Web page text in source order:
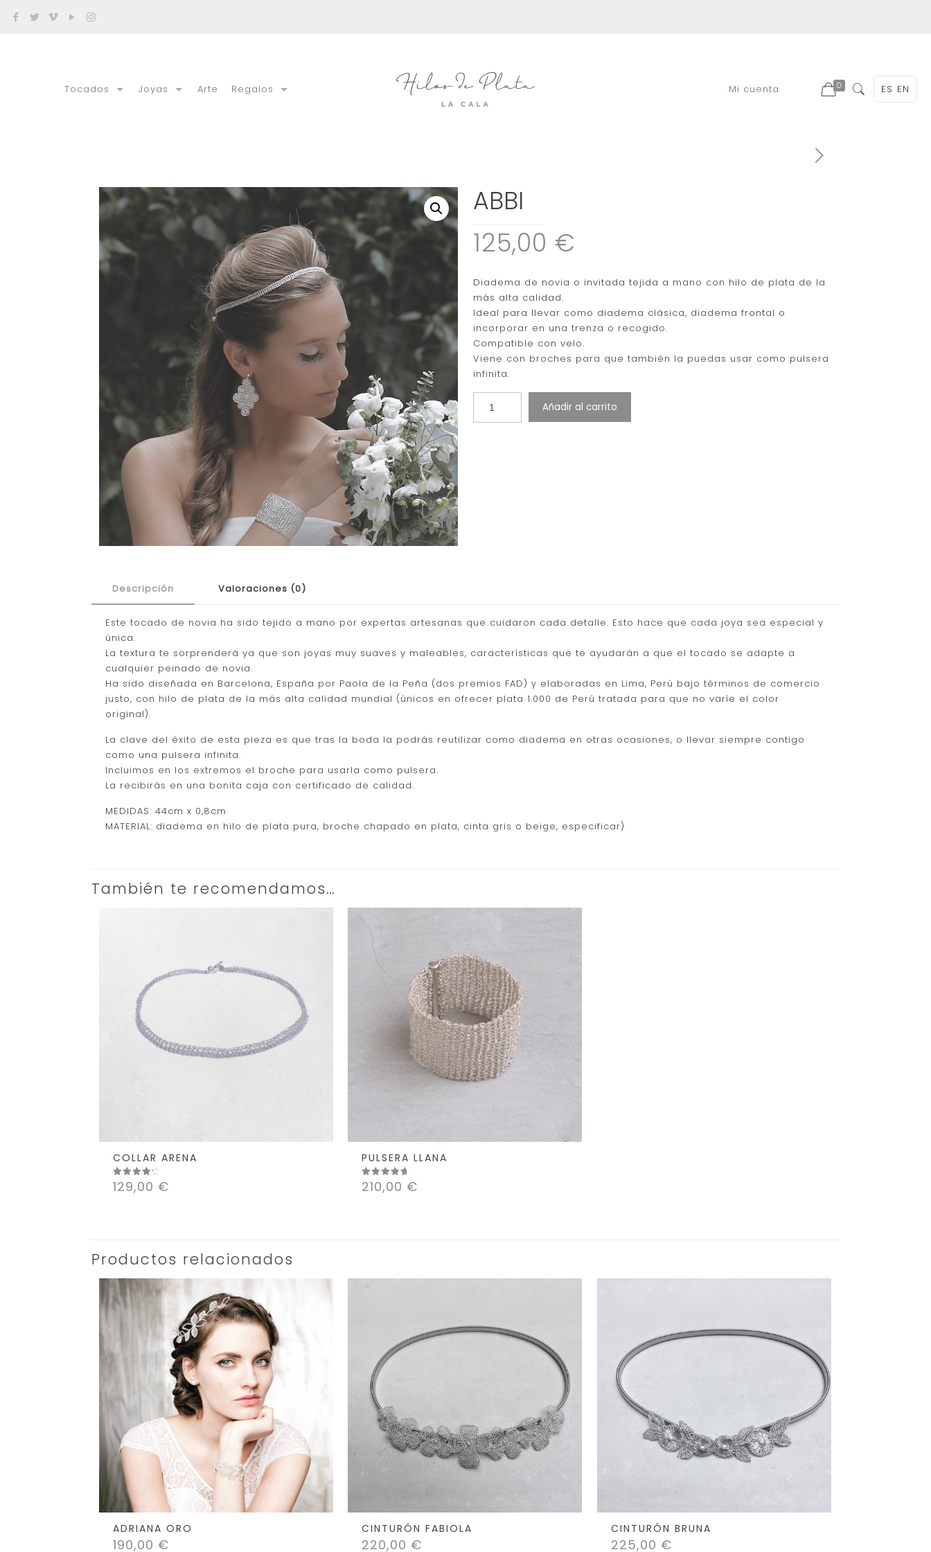
Tocados Joyas Arte Regalos Mi cuenta 0 ES EN
ABBI
125,00 €
Diadema de novia o invitada tejida a mano con hilo de plata de la
más alta calidad.
Ideal para llevar como diadema clásica, diadema frontal o
incorporar en una trenza o recogido.
Compatible con velo.
Viene con broches para que también la puedas usar como pulsera
infinita.
Añadir al carrito
Descripción Valoraciones (0)
Este tocado de novia ha sido tejido a mano por expertas artesanas que cuidaron cada detalle. Esto hace que cada joya sea especial y
única.
La textura te sorprenderá ya que son joyas muy suaves y maleables, características que te ayudarán a que el tocado se adapte a
cualquier peinado de novia.
Ha sido diseñada en Barcelona, España por Paola de la Peña (dos premios FAD) y elaboradas en Lima, Perú bajo términos de comercio
justo, con hilo de plata de la más alta calidad mundial (únicos en ofrecer plata 1.000 de Perú tratada para que no varíe el color
original).
La clave del éxito de esta pieza es que tras la boda la podrás reutilizar como diadema en otras ocasiones, o llevar siempre contigo
como una pulsera infinita.
Incluimos en los extremos el broche para usarla como pulsera.
La recibirás en una bonita caja con certificado de calidad.
MEDIDAS: 44cm x 0,8cm
MATERIAL: diadema en hilo de plata pura, broche chapado en plata, cinta gris o beige, especificar)
También te recomendamos…
COLLAR ARENA
Valorado
con
129,00 €
PULSERA LLANA
Valorado
con
210,00 €
Productos relacionados
ADRIANA ORO
190,00 €
CINTURÓN FABIOLA
220,00 €
CINTURÓN BRUNA
225,00 €